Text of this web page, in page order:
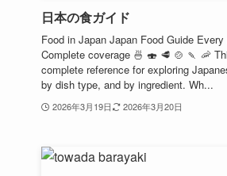
日本の食ガイド
Food in Japan Japan Food Guide Every
Complete coverage 🍜 🍣 🥩 🍲 🍡 🦐
complete reference for exploring
by dish type, and by ingredient. Wh...
2026年3月19日 2026年3月20日